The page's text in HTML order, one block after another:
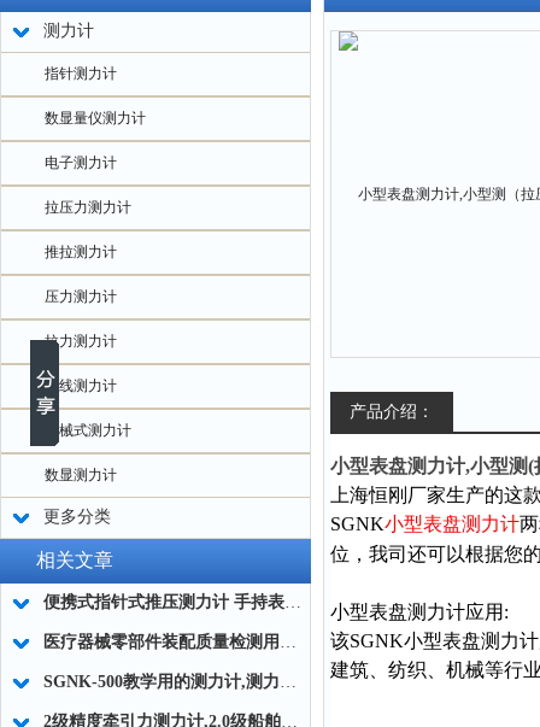
测力计
指针测力计
数显量仪测力计
电子测力计
拉压力测力计
推拉测力计
压力测力计
拉力测力计
无线测力计
机械式测力计
数显测力计
更多分类
相关文章
便携式指针式推压测力计 手持表盘式推压测力计 实验室用弹簧推压测力计
医疗器械零部件装配质量检测用指针式推压测力计
SGNK-500教学用的测力计,测力计教学仪器,教学拉压测力计
2级精度牵引力测力计,2.0级船舶牵引测力计,牵引力指针测力计简介
产品介绍：
小型表盘测力计,小型测
上海恒刚厂家生产的这
SGNK小型表盘测力计
位，我司还可以根据您
小型表盘测力计应用:
该SGNK小型表盘测力
建筑、纺织、机械等行